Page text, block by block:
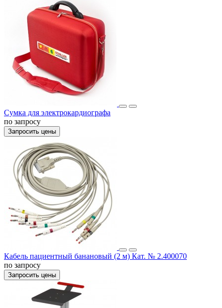
Сумка для электрокардиографа
по запросу
Запросить цены
Кабель пациентный банановый (2 м) Кат. № 2.400070
по запросу
Запросить цены